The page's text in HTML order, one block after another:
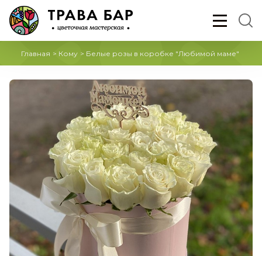
Главная > Кому > Белые розы в коробке "Любимой маме"